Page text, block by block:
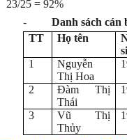
23/25 = 92%
-
Danh sách cán
TT
Họ tên
1
Nguyễn
Thị Hoa
2
Đàm Thị
Thái
3
Vũ Thị
Thủy